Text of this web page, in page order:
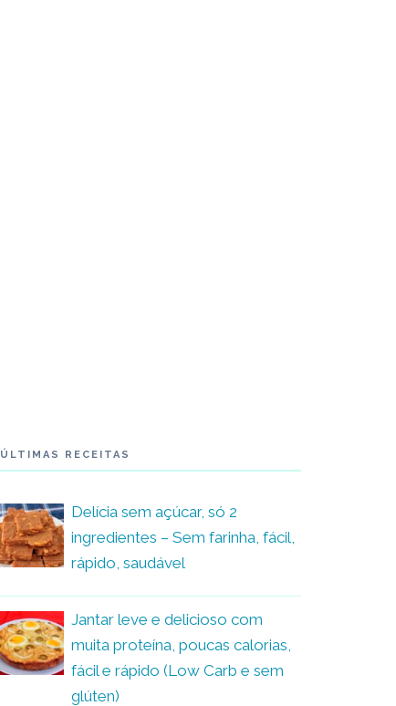
ÚLTIMAS RECEITAS
Delícia sem açúcar, só 2
ingredientes – Sem farinha, fácil,
rápido, saudável
Jantar leve e delicioso com
muita proteína, poucas calorias,
fácil e rápido (Low Carb e sem
glúten)